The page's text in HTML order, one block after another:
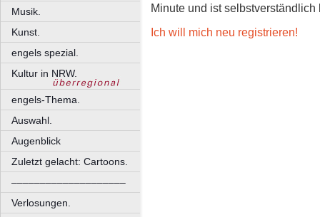
Musik.
Kunst.
engels spezial.
Kultur in NRW.
engels-Thema.
Auswahl.
Augenblick
Zuletzt gelacht: Cartoons.
––––––––––––––––––––
Verlosungen.
Minute und ist selbstverständlich
Ich will mich neu registrieren!